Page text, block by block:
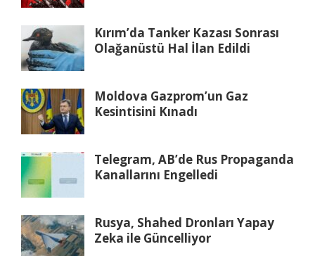
Kırım’da Tanker Kazası Sonrası
Olağanüstü Hal İlan Edildi
Moldova Gazprom’un Gaz
Kesintisini Kınadı
Telegram, AB’de Rus Propaganda
Kanallarını Engelledi
Rusya, Shahed Dronları Yapay
Zeka ile Güncelliyor